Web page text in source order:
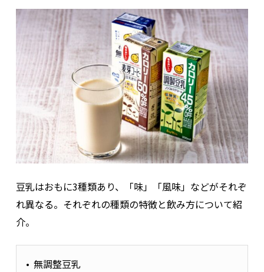
豆乳はおもに3種類あり、「味」「風味」などがそれぞ
れ異なる。それぞれの種類の特徴と飲み方について紹
介。
無調整豆乳